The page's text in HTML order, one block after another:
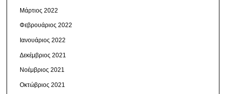
Μάρτιος 2022
Φεβρουάριος 2022
Ιανουάριος 2022
Δεκέμβριος 2021
Νοέμβριος 2021
Οκτώβριος 2021